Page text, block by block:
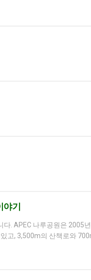
기
. APEC 나루공원은 2005
고, 3,500m의 산책로와